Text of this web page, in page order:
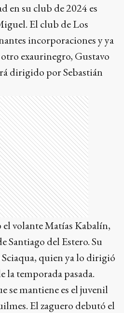
en su club de 2024 es
El club de Los
incorporaciones y ya
exaurinegro, Gustavo
dirigido por Sebastián
volante Matías Kabalín,
Santiago del Estero. Su
quien ya lo dirigió
la temporada pasada.
se mantiene es el juvenil
El zaguero debutó el